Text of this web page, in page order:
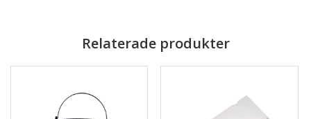
Relaterade produkter